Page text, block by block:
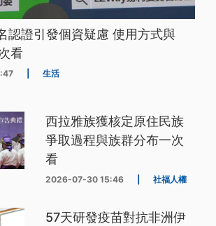
認證引發個資疑慮 使用方式與
看
生活
西拉雅族獲核定原住民族
爭取過程與族群分布一次
看
2026-07-30 15:46 社福人權
57天研發疫苗對抗非洲伊